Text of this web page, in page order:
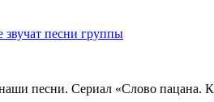
песни группы
песни. Сериал «Слово